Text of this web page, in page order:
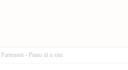
Partenarii - Pianu di u situ